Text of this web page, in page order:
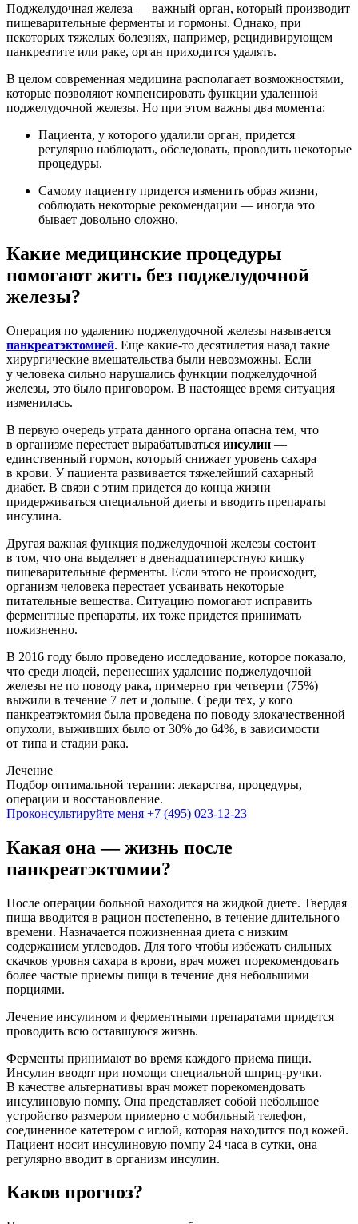
Поджелудочная железа — важный орган, который производит
пищеварительные ферменты и гормоны. Однако, при
некоторых тяжелых болезнях, например, рецидивирующем
панкреатите или раке, орган приходится удалять.
В целом современная медицина располагает возможностями,
которые позволяют компенсировать функции удаленной
поджелудочной железы. Но при этом важны два момента:
Пациента, у которого удалили орган, придется
регулярно наблюдать, обследовать, проводить некоторые
процедуры.
Самому пациенту придется изменить образ жизни,
соблюдать некоторые рекомендации — иногда это
бывает довольно сложно.
Какие медицинские процедуры
помогают жить без поджелудочной
железы?
Операция по удалению поджелудочной железы называется
панкреатэктомией. Еще какие-то десятилетия назад такие
хирургические вмешательства были невозможны. Если
у человека сильно нарушались функции поджелудочной
железы, это было приговором. В настоящее время ситуация
изменилась.
В первую очередь утрата данного органа опасна тем, что
в организме перестает вырабатываться инсулин —
единственный гормон, который снижает уровень сахара
в крови. У пациента развивается тяжелейший сахарный
диабет. В связи с этим придется до конца жизни
придерживаться специальной диеты и вводить препараты
инсулина.
Другая важная функция поджелудочной железы состоит
в том, что она выделяет в двенадцатиперстную кишку
пищеварительные ферменты. Если этого не происходит,
организм человека перестает усваивать некоторые
питательные вещества. Ситуацию помогают исправить
ферментные препараты, их тоже придется принимать
пожизненно.
В 2016 году было проведено исследование, которое показало,
что среди людей, перенесших удаление поджелудочной
железы не по поводу рака, примерно три четверти (75%)
выжили в течение 7 лет и дольше. Среди тех, у кого
панкреатэктомия была проведена по поводу злокачественной
опухоли, выживших было от 30% до 64%, в зависимости
от типа и стадии рака.
Лечение
Подбор оптимальной терапии: лекарства, процедуры,
операции и восстановление.
Проконсультируйте меня +7 (495) 023-12-23
Какая она — жизнь после
панкреатэктомии?
После операции больной находится на жидкой диете. Твердая
пища вводится в рацион постепенно, в течение длительного
времени. Назначается пожизненная диета с низким
содержанием углеводов. Для того чтобы избежать сильных
скачков уровня сахара в крови, врач может порекомендовать
более частые приемы пищи в течение дня небольшими
порциями.
Лечение инсулином и ферментными препаратами придется
проводить всю оставшуюся жизнь.
Ферменты принимают во время каждого приема пищи.
Инсулин вводят при помощи специальной шприц-ручки.
В качестве альтернативы врач может порекомендовать
инсулиновую помпу. Она представляет собой небольшое
устройство размером примерно с мобильный телефон,
соединенное катетером с иглой, которая находится под кожей.
Пациент носит инсулиновую помпу 24 часа в сутки, она
регулярно вводит в организм инсулин.
Каков прогноз?